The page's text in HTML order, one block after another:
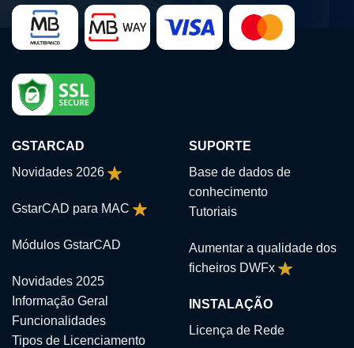
on
product
GSTARCAD
Novidades 2026
GstarCAD para MAC
Módulos GstarCAD
Novidades 2025
Informação Geral
Funcionalidades
Tipos de Licenciamento
SUPORTE
Base de dados de
conhecimento
Tutoriais
Aumentar a qualidade dos
ficheiros DWFx
INSTALAÇÃO
Licença de Rede